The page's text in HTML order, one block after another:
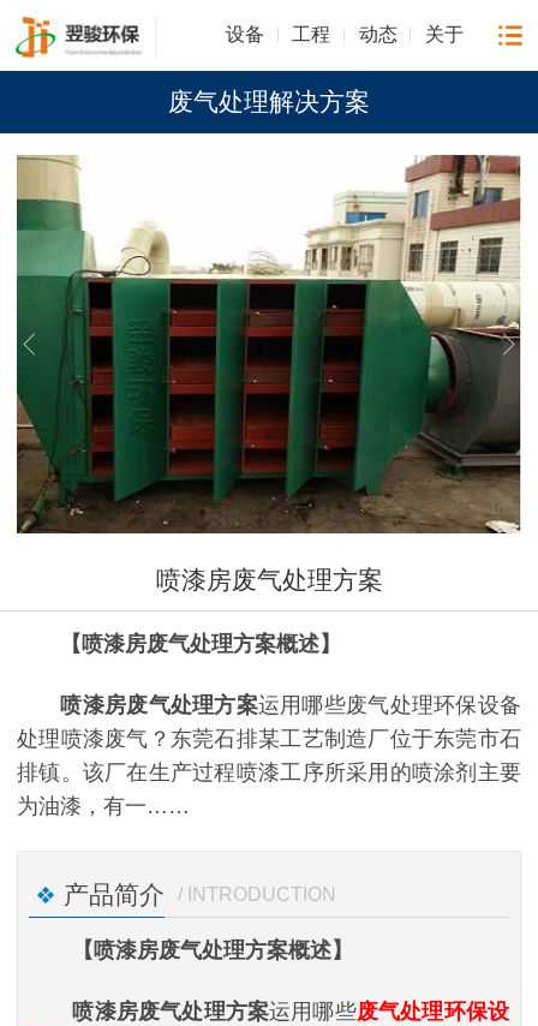
设备 工程 动态 关于
废气处理解决方案
1 /1
喷漆房废气处理方案
【喷漆房废气处理方案概述】
喷漆房废气处理方案运用哪些废气处理环保设备
处理喷漆废气？东莞石排某工艺制造厂位于东莞市石
排镇。该厂在生产过程喷漆工序所采用的喷涂剂主要
为油漆，有一……
产品简介 / INTRODUCTION
【喷漆房废气处理方案概述】
喷漆房废气处理方案运用哪些废气处理环保设